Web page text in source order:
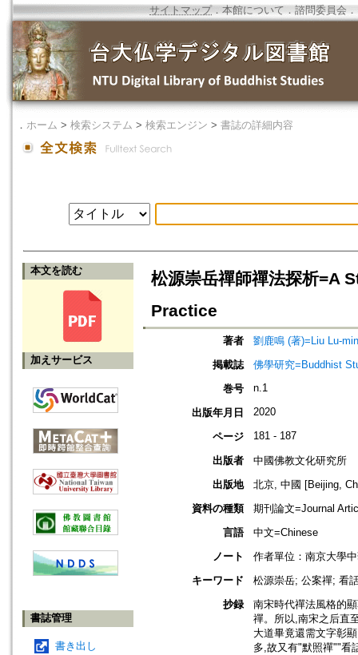
サイトマップ．本館について ． 諮問委員会 ．
． ホーム > 検索システム > 検索エンジン > 書誌の詳細内容
本文を読む
加えサービス
書誌管理
書き出し
松源崇岳禪師禪法探析=A
Practice
著者
劉鹿鳴 (著)=Liu Lu-
掲載誌
佛學研究=Buddhist
巻号
n.1
出版年月日 2020
ページ 181 - 187
出版者
中國佛教文化研究所
出版地
北京, 中國 [Beijing,
資料の種類
期刊論文=Journal
言語
中文=Chinese
ノート
作者單位：南京大學
キーワード
松源崇岳; 公案禪; 看
抄録
南宋時代禪法風格的
禪。所以,南宋之后直
大道畢竟還需文字彰
多,故又有"默照禪""看